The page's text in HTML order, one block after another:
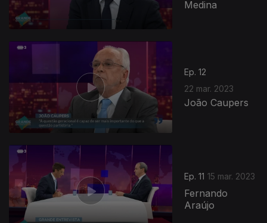
Medina
Ep. 12
22 mar. 2023
João Caupers
Ep. 11 15 mar. 2023
Fernando
Araújo